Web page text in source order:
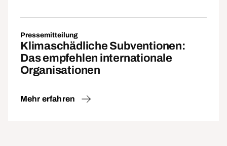
Pressemitteilung
Klimaschädliche Subventionen:
Das empfehlen internationale
Organisationen
Mehr erfahren